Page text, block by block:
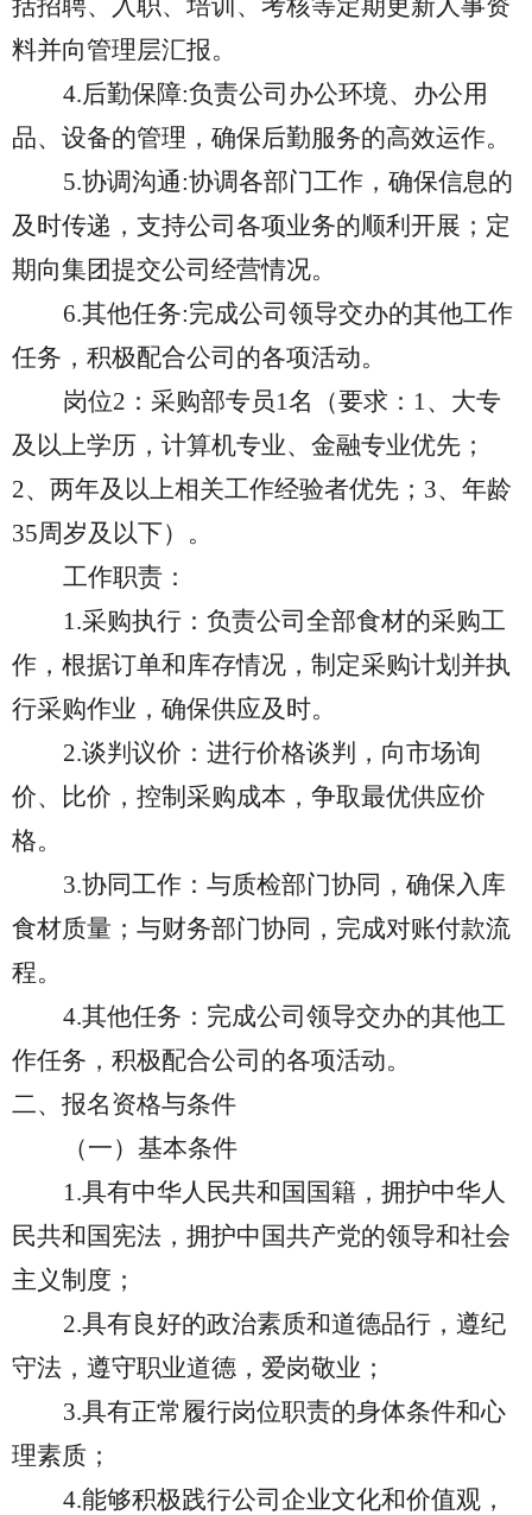
括招聘、入职、培训、考核等定期更新人事资
料并向管理层汇报。
4.后勤保障:负责公司办公环境、办公用
品、设备的管理，确保后勤服务的高效运作。
5.协调沟通:协调各部门工作，确保信息的
及时传递，支持公司各项业务的顺利开展 ； 定
期向集团提交公司经营情况。
6.其他任务:完成公司领导交办的其他工作
任务，积极配合公司的各项活动。
岗位2：采购部专员1名（要求：1、大专
及以上学历，计算机专业、金融专业优先；
2、两年及以上相关工作经验者优先；3、年龄
35周岁及以下）。
工作职责：
1.采购执行：负责公司全部食材的采购工
作，根据订单和库存情况，制定采购计划并执
行采购作业，确保供应及时。
2.谈判议价：进行价格谈判，向市场询
价、比价，控制采购成本，争取最优供应价
格。
3.协同工作：与质检部门协同，确保入库
食材质量；与财务部门协同，完成对账付款流
程。
4.其他任务：完成公司领导交办的其他工
作任务，积极配合公司的各项活动。
二、报名资格与条件
（一）基本条件
1.具有中华人民共和国国籍，拥护中华人
民共和国宪法，拥护中国共产党的领导和社会
主义制度；
2.具有良好的政治素质和道德品行，遵纪
守法，遵守职业道德，爱岗敬业；
3.具有正常履行岗位职责的身体条件和心
理素质；
4.能够积极践行公司企业文化和价值观，